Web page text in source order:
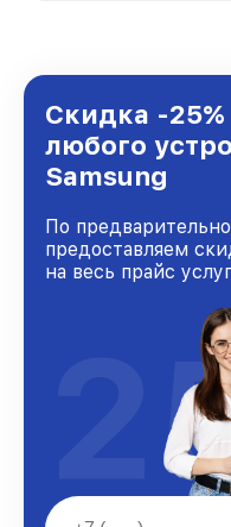
городе Москве,
доверия и
Скидка -
любого
Samsung
По
предоставляем
на весь прайс